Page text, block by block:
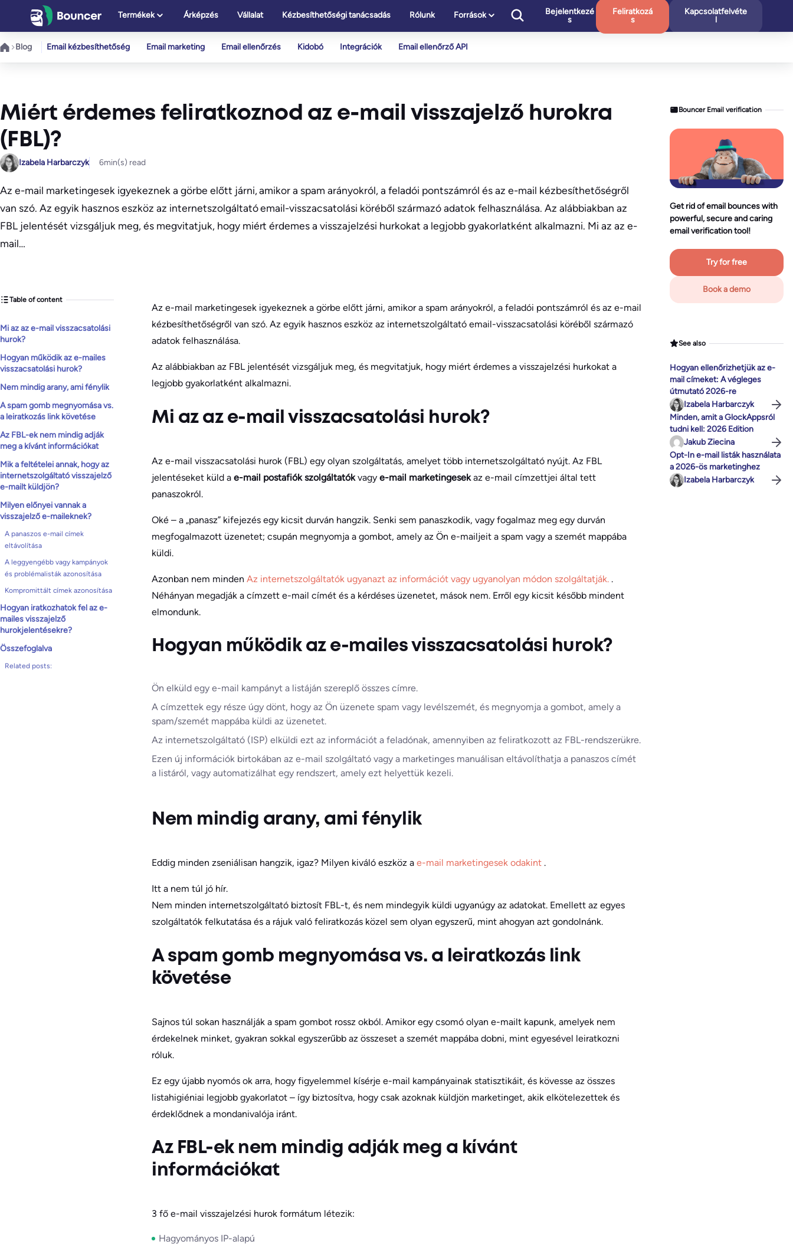
tartalomhoz
Termékek Árképzés Vállalat Kézbesíthetőségi tanácsadás Rólunk Források
Bejelentkezé
s
Feliratkozá
s
Kapcsolatfelvéte
l
Blog Email kézbesíthetőség Email marketing Email ellenőrzés Kidobó Integrációk Email ellenőrző API
Miért érdemes feliratkoznod az e-mail visszajelző hurokra
(FBL)?
Izabela Harbarczyk 6min(s) read
Az e-mail marketingesek igyekeznek a görbe előtt járni, amikor a spam arányokról, a feladói pontszámról és az e-mail kézbesíthetőségről
van szó. Az egyik hasznos eszköz az internetszolgáltató email-visszacsatolási köréből származó adatok felhasználása. Az alábbiakban az
FBL jelentését vizsgáljuk meg, és megvitatjuk, hogy miért érdemes a visszajelzési hurkokat a legjobb gyakorlatként alkalmazni. Mi az az e-
mail…
Table of content
Mi az az e-mail visszacsatolási
hurok?
Hogyan működik az e-mailes
visszacsatolási hurok?
Nem mindig arany, ami fénylik
A spam gomb megnyomása vs.
a leiratkozás link követése
Az FBL-ek nem mindig adják
meg a kívánt információkat
Mik a feltételei annak, hogy az
internetszolgáltató visszajelző
e-mailt küldjön?
Milyen előnyei vannak a
visszajelző e-maileknek?
A panaszos e-mail címek
eltávolítása
A leggyengébb vagy kampányok
és problémalisták azonosítása
Kompromittált címek azonosítása
Hogyan iratkozhatok fel az e-
mailes visszajelző
hurokjelentésekre?
Összefoglalva
Related posts:
Az e-mail marketingesek igyekeznek a görbe előtt járni, amikor a spam arányokról, a feladói pontszámról és az e-mail
kézbesíthetőségről van szó. Az egyik hasznos eszköz az internetszolgáltató email-visszacsatolási köréből származó
adatok felhasználása.
Az alábbiakban az FBL jelentését vizsgáljuk meg, és megvitatjuk, hogy miért érdemes a visszajelzési hurkokat a
legjobb gyakorlatként alkalmazni.
Mi az az e-mail visszacsatolási hurok?
Az e-mail visszacsatolási hurok (FBL) egy olyan szolgáltatás, amelyet több internetszolgáltató nyújt. Az FBL
jelentéseket küld a e-mail postafiók szolgáltatókvagy e-mail marketingesekaz e-mail címzettjei által tett
panaszokról.
Oké – a „panasz” kifejezés egy kicsit durván hangzik. Senki sem panaszkodik, vagy fogalmaz meg egy durván
megfogalmazott üzenetet; csupán megnyomja a gombot, amely az Ön e-mailjeit a spam vagy a szemét mappába
küldi.
Azonban nem minden Az internetszolgáltatók ugyanazt az információt vagy ugyanolyan módon szolgáltatják. .
Néhányan megadják a címzett e-mail címét és a kérdéses üzenetet, mások nem. Erről egy kicsit később mindent
elmondunk.
Hogyan működik az e-mailes visszacsatolási hurok?
Ön elküld egy e-mail kampányt a listáján szereplő összes címre.
A címzettek egy része úgy dönt, hogy az Ön üzenete spam vagy levélszemét, és megnyomja a gombot, amely a
spam/szemét mappába küldi az üzenetet.
Az internetszolgáltató (ISP) elküldi ezt az információt a feladónak, amennyiben az feliratkozott az FBL-rendszerükre.
Ezen új információk birtokában az e-mail szolgáltató vagy a marketinges manuálisan eltávolíthatja a panaszos címét
a listáról, vagy automatizálhat egy rendszert, amely ezt helyettük kezeli.
Nem mindig arany, ami fénylik
Eddig minden zseniálisan hangzik, igaz? Milyen kiváló eszköz a e-mail marketingesek odakint .
Itt a nem túl jó hír.
Nem minden internetszolgáltató biztosít FBL-t, és nem mindegyik küldi ugyanúgy az adatokat. Emellett az egyes
szolgáltatók felkutatása és a rájuk való feliratkozás közel sem olyan egyszerű, mint ahogyan azt gondolnánk.
A spam gomb megnyomása vs. a leiratkozás link
követése
Sajnos túl sokan használják a spam gombot rossz okból. Amikor egy csomó olyan e-mailt kapunk, amelyek nem
érdekelnek minket, gyakran sokkal egyszerűbb az összeset a szemét mappába dobni, mint egyesével leiratkozni
róluk.
Ez egy újabb nyomós ok arra, hogy figyelemmel kísérje e-mail kampányainak statisztikáit, és kövesse az összes
listahigiéniai legjobb gyakorlatot – így biztosítva, hogy csak azoknak küldjön marketinget, akik elkötelezettek és
érdeklődnek a mondanivalója iránt.
Az FBL-ek nem mindig adják meg a kívánt
információkat
3 fő e-mail visszajelzési hurok formátum létezik:
Hagyományos IP-alapú
Bouncer Email verification
Get rid of email bounces with
powerful, secure and caring
email verification tool!
Try for free
Book a demo
See also
Hogyan ellenőrizhetjük az e-
mail címeket: A végleges
útmutató 2026-re
Izabela Harbarczyk
Minden, amit a GlockAppsról
tudni kell: 2026 Edition
Jakub Ziecina
Opt-In e-mail listák használata
a 2026-ös marketinghez
Izabela Harbarczyk